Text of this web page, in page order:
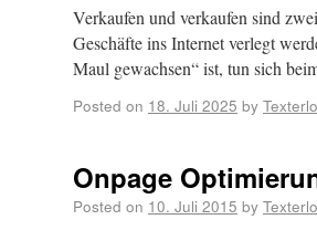
Verkaufen und verkaufen sind
Geschäfte ins Internet verlegt
Maul gewachsen“ ist, tun sich
Posted on 18. Juli 2025 by
Onpage
Posted on 10. Juli 2015 by